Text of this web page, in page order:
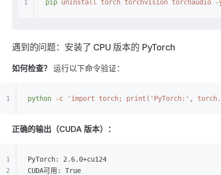
pip uninstall torch torchvision torchaudio -
遇到的问题：安装了 CPU 版本的 PyTorch
如何检查？ 运行以下命令验证：
python -c "import torch; print('PyTorch:',
正确的输出（CUDA 版本）：
PyTorch: 2.6.0+cu124
CUDA可用: True